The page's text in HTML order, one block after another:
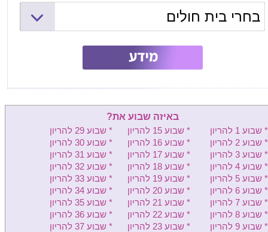
בחרי בית חולים
המרכז הרפואי שמיר (אסף הרופא)
ליס (איכילוב) - יולדות
בילינסון - יולדות
העמק - יולדות
שיבא - יולדות
מעייני הישועה - יולדות
קפלן - יולדות
מאיר - יולדות
באיזה שבוע את?
* שבוע 1 להריון
* שבוע 2 להריון
* שבוע 3 להריון
* שבוע 4 להריון
* שבוע 5 להריון
* שבוע 6 להריון
* שבוע 7 להריון
* שבוע 8 להריון
* שבוע 9 להריון
* שבוע 15 להריון
* שבוע 16 להריון
* שבוע 17 להריון
* שבוע 18 להריון
* שבוע 19 להריון
* שבוע 20 להריון
* שבוע 21 להריון
* שבוע 22 להריון
* שבוע 23 להריון
* שבוע 29 להריון
* שבוע 30 להריון
* שבוע 31 להריון
* שבוע 32 להריון
* שבוע 33 להריון
* שבוע 34 להריון
* שבוע 35 להריון
* שבוע 36 להריון
* שבוע 37 להריון